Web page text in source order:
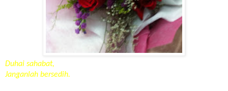
Duhai sahabat,
Janganlah bersedih.